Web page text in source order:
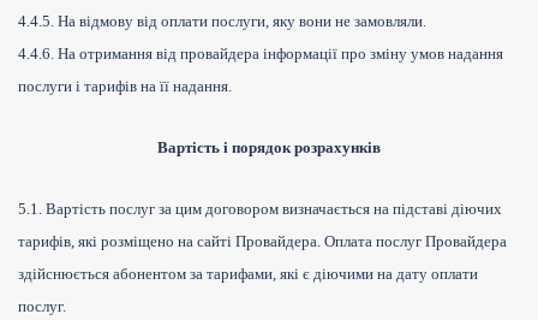
4.4.5. На відмову від оплати послуги, яку вони не замовляли.
4.4.6. На отримання від провайдера інформації про зміну умов надання
послуги і тарифів на її надання.
Вартість і порядок розрахунків
5.1. Вартість послуг за цим договором визначається на підставі діючих
тарифів, які розміщено на сайті Провайдера. Оплата послуг Провайдера
здійснюється абонентом за тарифами, які є діючими на дату оплати
послуг.